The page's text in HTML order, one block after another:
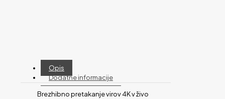
Opis
Dodatne informacije
Brezhibno pretakanje virov 4K v živo